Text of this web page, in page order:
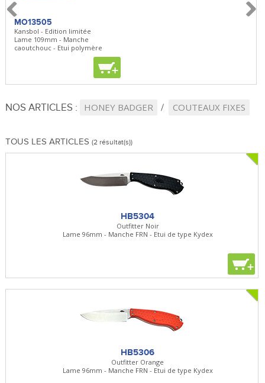
MO13505
Kansbol - Edition limitée
Lame 109mm - Manche
caoutchouc - Etui polymère
+
NOS ARTICLES : HONEY BADGER COUTEAUX FIXES
TOUS LES ARTICLES (2 résultat(s))
HB5304
Outfitter Noir
Lame 96mm - Manche FRN - Etui de type Kydex
+
HB5306
Outfitter Orange
Lame 96mm - Manche FRN - Etui de type Kydex